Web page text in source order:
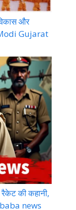
और
Modi Gujarat
रैकेट की कहानी,
news